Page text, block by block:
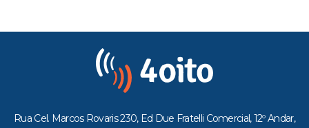
Rua Cel. Marcos Rovaris 230, Ed Due Fratelli Comercial, 12º Andar,